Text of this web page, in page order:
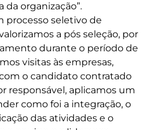
da organização”.
processo seletivo de
a pós seleção, por
durante o período de
visitas às empresas,
o candidato contratado
responsável, aplicamos um
como foi a integração, o
das atividades e o